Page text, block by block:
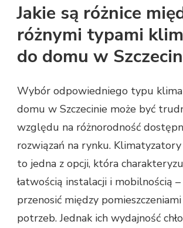
Jakie są różnice
różnymi typami
do domu w
Wybór odpowiedniego typu
domu w Szczecinie może być
względu na różnorodność
rozwiązań na rynku.
to jedna z opcji, która
łatwością instalacji i mobilnością
przenosić między
potrzeb. Jednak ich wydajność